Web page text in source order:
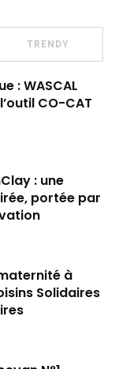
TRENDY
: WASCAL
CO-CAT
: une
portée par
à
Solidaires